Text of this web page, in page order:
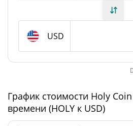
Общее предложение
Holy Coin Рыночная
Рыночная
USD
График стоимости Holy
времени (HOLY к USD)